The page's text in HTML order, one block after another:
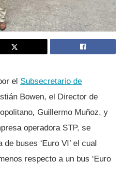
el Subsecretario de
Bowen, el Director de
Guillermo Muñoz, y
operadora STP, se
buses ‘Euro VI’ el cual
respecto a un bus ‘Euro